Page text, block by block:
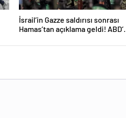
İsrail’in Gazze saldırısı sonrası
Hamas’tan açıklama geldi!